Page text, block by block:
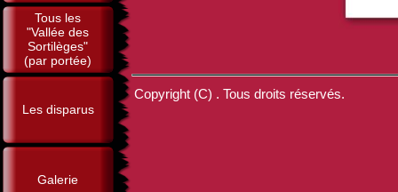
Tous les
"Vallée des
Sortilèges"
(par portée)
Les disparus
Galerie
Copyright (C) . Tous droits réservés.